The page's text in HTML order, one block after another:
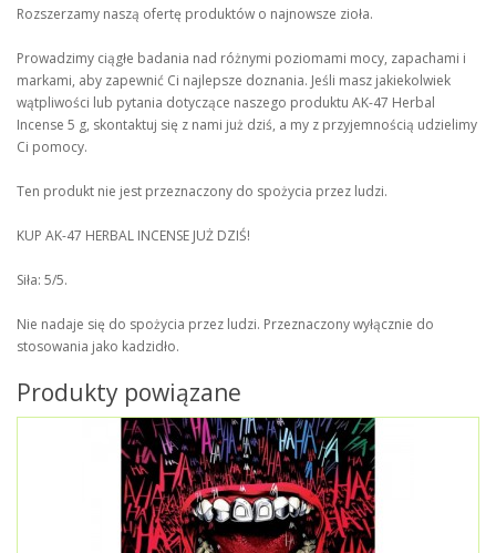
Rozszerzamy naszą ofertę produktów o najnowsze zioła.
Prowadzimy ciągłe badania nad różnymi poziomami mocy, zapachami i
markami, aby zapewnić Ci najlepsze doznania. Jeśli masz jakiekolwiek
wątpliwości lub pytania dotyczące naszego produktu AK-47 Herbal
Incense 5 g, skontaktuj się z nami już dziś, a my z przyjemnością udzielimy
Ci pomocy.
Ten produkt nie jest przeznaczony do spożycia przez ludzi.
KUP AK-47 HERBAL INCENSE JUŻ DZIŚ!
Siła: 5/5.
Nie nadaje się do spożycia przez ludzi. Przeznaczony wyłącznie do
stosowania jako kadzidło.
Produkty powiązane